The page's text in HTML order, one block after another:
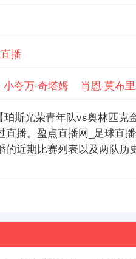
播
小夸万·奇塔姆 肖恩·莫布里
珀斯光荣青年队vs奥林匹克
播。盈点直播网_足球直
近期比赛列表以及两队历